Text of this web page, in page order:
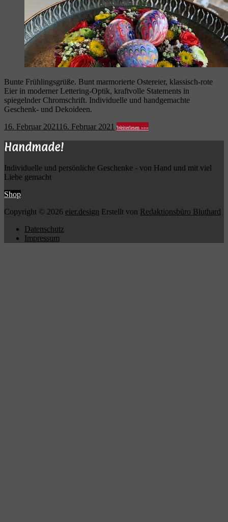
Bunte Frühlingsgrüße. Bunt marmorierte Ostereier, klassisch-rote
Eier in moderner Lettering-Optik, kraftvolle Statements in
spiegelnder Chromschrift. Individuelle und handgemachte
Geschenk- und Dekoideen.
16. Februar 2021 16. Februar 2021 Weiterlesen »»»
Handmade!
Individuelle und persönliche Geschenke - von Hand und mit viel
Liebe gemacht
Shop
Copyright © 2026 eier.design Erstellt von Redaktionsbüro Bluthard
Datenschutz
Impressum